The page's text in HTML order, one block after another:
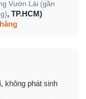
Vườn Lài (gần
, TP.HCM)
, không phát sinh